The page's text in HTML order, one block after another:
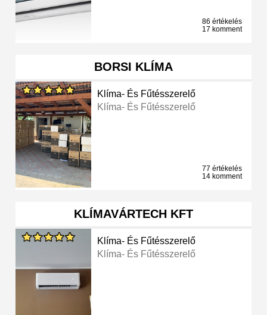
86 értékelés
17 komment
BORSI KLÍMA
Klíma- És Fűtésszerelő
Klíma- És Fűtésszerelő
77 értékelés
14 komment
KLÍMAVÁRTECH KFT
Klíma- És Fűtésszerelő
Klíma- És Fűtésszerelő